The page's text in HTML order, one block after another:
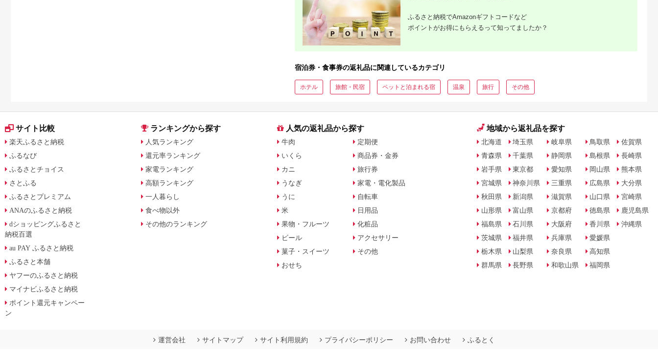
ふるさと納税でAmazonギフトコードなど
ポイントがお得にもらえるって知ってましたか？
宿泊券・食事券の返礼品に関連しているカテゴリ
ホテル 旅館・民宿 ペットと泊まれる宿 温泉 旅行 その他
サイト比較
楽天ふるさと納税
ふるなび
ふるさとチョイス
さとふる
ふるさとプレミアム
ANAのふるさと納税
dショッピングふるさと
納税百選
au PAY ふるさと納税
ふるさと本舗
ヤフーのふるさと納税
マイナビふるさと納税
ポイント還元キャンペー
ン
ランキングから探す
人気ランキング
還元率ランキング
家電ランキング
高額ランキング
一人暮らし
食べ物以外
その他のランキング
人気の返礼品から探す
牛肉
いくら
カニ
うなぎ
うに
米
果物・フルーツ
ビール
菓子・スイーツ
おせち
定期便
商品券・金券
旅行券
家電・電化製品
自転車
日用品
化粧品
アクセサリー
その他
地域から返礼品を探す
北海道
青森県
岩手県
宮城県
秋田県
山形県
福島県
茨城県
栃木県
群馬県
埼玉県
千葉県
東京都
神奈川県
新潟県
富山県
石川県
福井県
山梨県
長野県
岐阜県
静岡県
愛知県
三重県
滋賀県
京都府
大阪府
兵庫県
奈良県
和歌山県
鳥取県
島根県
岡山県
広島県
山口県
徳島県
香川県
愛媛県
高知県
福岡県
佐賀県
長崎県
熊本県
大分県
宮崎県
鹿児島県
沖縄県
運営会社 サイトマップ サイト利用規約 プライバシーポリシー お問い合わせ ふるとく